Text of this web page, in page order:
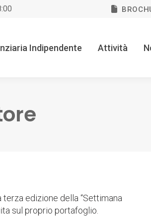
Indipendente Attività
edizione della “Settimana
sul proprio portafoglio.